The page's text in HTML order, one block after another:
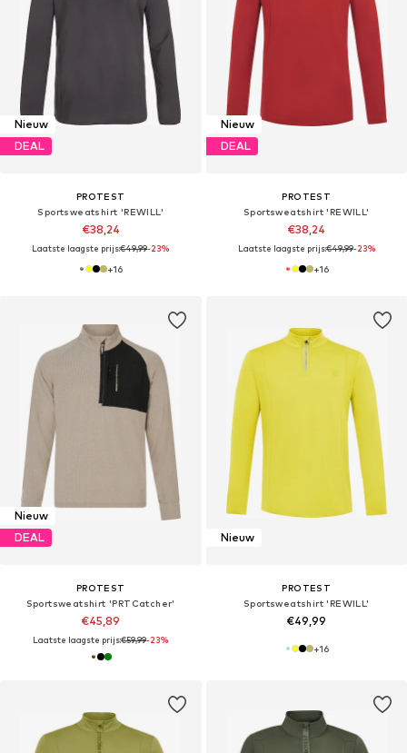
Nieuw
DEAL
PROTEST
Sportsweatshirt 'REWILL'
€38,24
Laatste laagste prijs:€49,99-23%
+16
Nieuw
DEAL
PROTEST
Sportsweatshirt 'REWILL'
€38,24
Laatste laagste prijs:€49,99-23%
+16
Nieuw
DEAL
PROTEST
Sportsweatshirt 'PRTCatcher'
€45,89
Laatste laagste prijs:€59,99-23%
Nieuw
PROTEST
Sportsweatshirt 'REWILL'
€49,99
+16